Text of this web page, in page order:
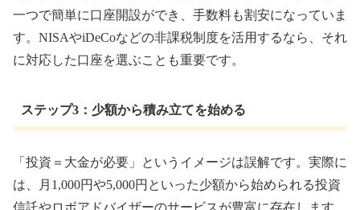
一つで簡単に口座開設ができ、手数料も割安になっていま
す。NISAやiDeCoなどの非課税制度を活用するなら、それ
に対応した口座を選ぶことも重要です。
ステップ3：少額から積み立てを始める
「投資＝大金が必要」というイメージは誤解です。実際に
は、月1,000円や5,000円といった少額から始められる投資